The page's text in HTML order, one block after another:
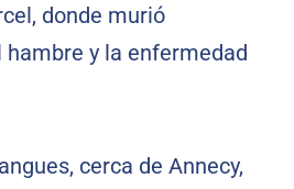
donde murió
y la enfermedad
cerca de Annecy,